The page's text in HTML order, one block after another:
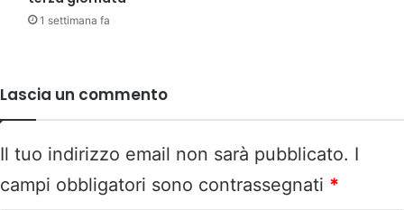
1 settimana fa
Lascia un commento
Il tuo indirizzo email non sarà pubblicato. I
campi obbligatori sono contrassegnati *